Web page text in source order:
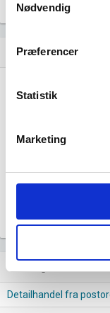
Nødvendig
Præferencer
Statistik
Marketing
Gå tilUdvidet
bar_chart Nye og
Detailhandel fra